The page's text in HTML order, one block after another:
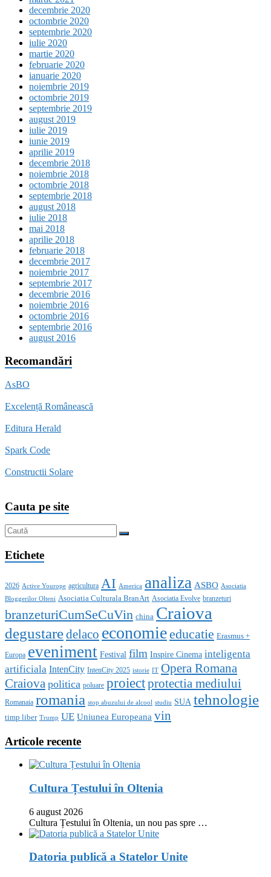
decembrie 2020
octombrie 2020
septembrie 2020
iulie 2020
martie 2020
februarie 2020
ianuarie 2020
noiembrie 2019
octombrie 2019
septembrie 2019
august 2019
iulie 2019
iunie 2019
aprilie 2019
decembrie 2018
noiembrie 2018
octombrie 2018
septembrie 2018
august 2018
iulie 2018
mai 2018
aprilie 2018
februarie 2018
decembrie 2017
noiembrie 2017
septembrie 2017
decembrie 2016
noiembrie 2016
octombrie 2016
septembrie 2016
august 2016
Recomandări
AsBO
Excelență Românească
Editura Herald
Spark Code
Constructii Solare
Cauta pe site
Etichete
2026 Active Yourope agricultura AI America analiza ASBO Asociatia
Bloggerilor Olteni Asociatia Culturala BranArt Asociatia Evolve branzeturi
branzeturiCumSeCuVin china Craiova
degustaredelaco economieeducatie Erasmus +
Europa eveniment Festival film Inspire Cinema inteligenta
artificiala IntenCity IntenCity 2025 istorie IT Opera Romana
Craiova politica poluare proiectprotectia mediului
Romanaia romania stop abuzului de alcool studiu SUA tehnologie
timp liber Trump UE Uniunea Europeana vin
Articole recente
Cultura Țestului în Oltenia
6 august 2026
Cultura Țestului în Oltenia, un nou pas spre …
Datoria publică a Statelor Unite